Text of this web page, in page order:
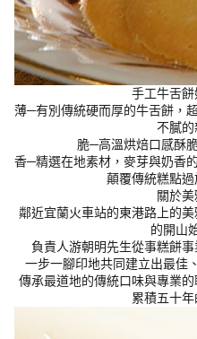
手工牛舌
薄─有別傳統硬而厚的牛舌餅，
不膩的
脆─高溫烘焙口感酥
香─精選在地素材，麥芽與奶香
顛覆傳統糕點
關於
鄰近宜蘭火車站的東港路上的
的開山
負責人游朝明先生從事糕餅
一步一腳印地共同建立出最佳
傳承最道地的傳統口味與專業
累積五十年